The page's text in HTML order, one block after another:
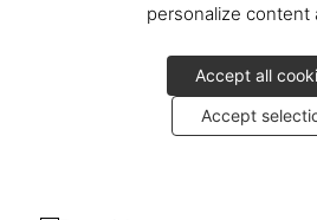
personalize content
Accept all
Accept